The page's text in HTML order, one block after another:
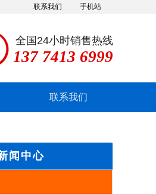
手机站
联系我们
全国24小时销售热线
137 7413 6999
联系我们
闻中心